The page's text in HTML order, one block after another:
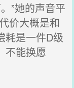
”她的声音平
价大概是和
耗是一件D级
不能换愿